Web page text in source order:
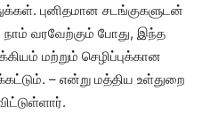
புனிதமான சடங்குகளுடன்
வரவேற்கும் போது, இந்த
மற்றும் செழிப்புக்கான
– என்று மத்திய உள்துறை